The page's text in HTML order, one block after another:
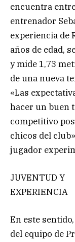
encuentra
entrenador
experiencia de
años de edad,
y mide 1,73
de una nueva
«Las
hacer un buen
competitivo
chicos del
jugador
JUVENTUD Y
EXPERIENCIA
En este
del equipo de